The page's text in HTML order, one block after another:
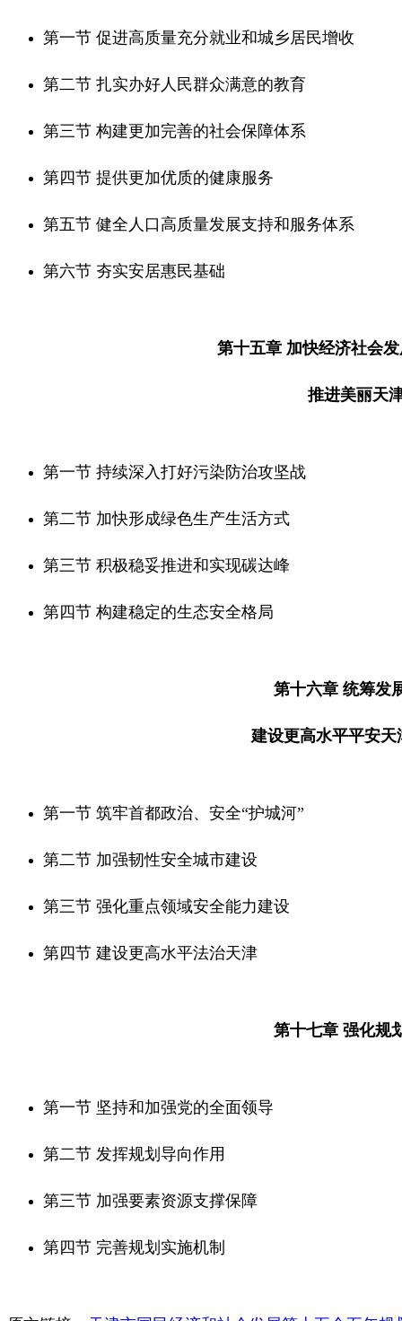
第一节 促进高质量充分就业和城乡居民增收
第二节 扎实办好人民群众满意的教育
第三节 构建更加完善的社会保障体系
第四节 提供更加优质的健康服务
第五节 健全人口高质量发展支持和服务体系
第六节 夯实安居惠民基础
第十五章 加快经济社会
推进美丽天
第一节 持续深入打好污染防治攻坚战
第二节 加快形成绿色生产生活方式
第三节 积极稳妥推进和实现碳达峰
第四节 构建稳定的生态安全格局
第十六章 统筹发
建设更高水平平安天
第一节 筑牢首都政治、安全“护城河”
第二节 加强韧性安全城市建设
第三节 强化重点领域安全能力建设
第四节 建设更高水平法治天津
第十七章 强化规
第一节 坚持和加强党的全面领导
第二节 发挥规划导向作用
第三节 加强要素资源支撑保障
第四节 完善规划实施机制